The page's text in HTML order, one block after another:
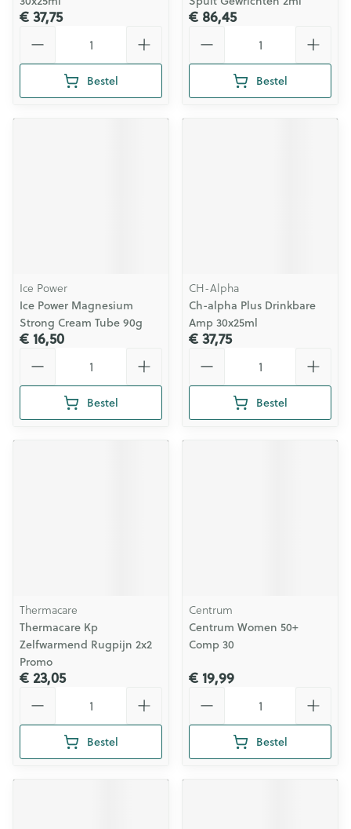
€ 37,75
Bestel
€ 86,45
Bestel
Ice Power
Ice Power Magnesium
Strong Cream Tube 90g
€ 16,50
Bestel
CH-Alpha
Ch-alpha Plus Drinkbare
Amp 30x25ml
€ 37,75
Bestel
Thermacare
Thermacare Kp
Zelfwarmend Rugpijn 2x2
Promo
€ 23,05
Bestel
Centrum
Centrum Women 50+
Comp 30
€ 19,99
Bestel